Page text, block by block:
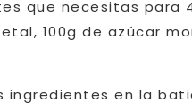
que necesitas para
100g de azúcar
en la